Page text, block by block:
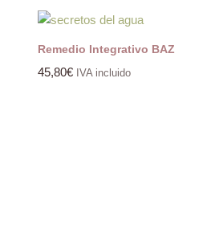
Remedio Integrativo BAZ
45,80€ IVA incluido